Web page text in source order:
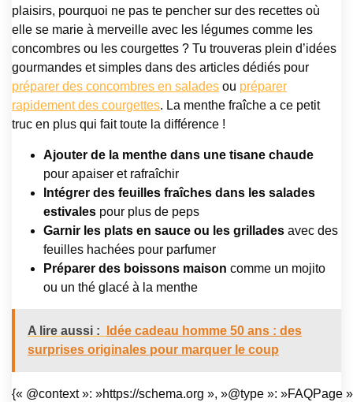
plaisirs, pourquoi ne pas te pencher sur des recettes où
elle se marie à merveille avec les légumes comme les
concombres ou les courgettes ? Tu trouveras plein d’idées
gourmandes et simples dans des articles dédiés pour
préparer des concombres en salades ou préparer
rapidement des courgettes. La menthe fraîche a ce petit
truc en plus qui fait toute la différence !
Ajouter de la menthe dans une tisane chaude
pour apaiser et rafraîchir
Intégrer des feuilles fraîches dans les salades
estivales pour plus de peps
Garnir les plats en sauce ou les grillades avec des
feuilles hachées pour parfumer
Préparer des boissons maison comme un mojito
ou un thé glacé à la menthe
A lire aussi :
Idée cadeau homme 50 ans : des
surprises originales pour marquer le coup
{« @context »: »https://schema.org », »@type »: »FAQPage